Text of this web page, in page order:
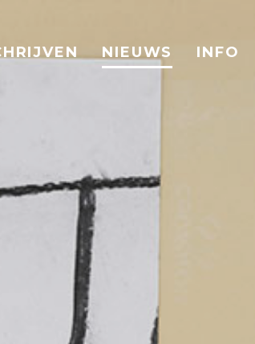
NIEUWS INFO